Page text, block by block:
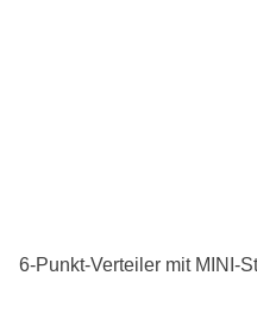
6-Punkt-Verteiler mit MINI-